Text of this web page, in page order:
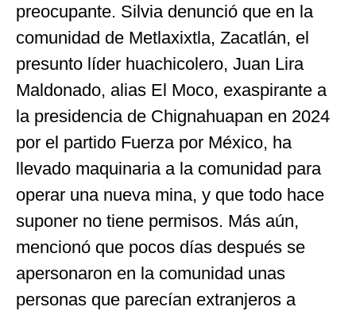
preocupante. Silvia denunció que en la
comunidad de Metlaxixtla, Zacatlán, el
presunto líder huachicolero, Juan Lira
Maldonado, alias El Moco, exaspirante a
la presidencia de Chignahuapan en 2024
por el partido Fuerza por México, ha
llevado maquinaria a la comunidad para
operar una nueva mina, y que todo hace
suponer no tiene permisos. Más aún,
mencionó que pocos días después se
apersonaron en la comunidad unas
personas que parecían extranjeros a